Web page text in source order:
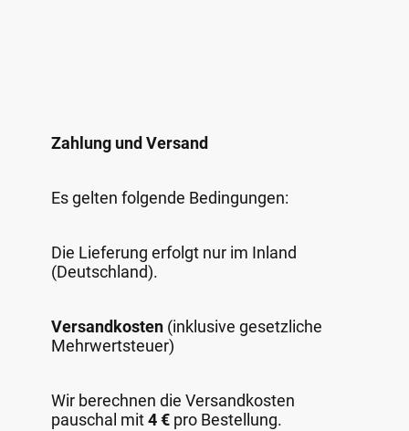
Zahlung und Versand
Es gelten folgende Bedingungen:
Die Lieferung erfolgt nur im Inland
(Deutschland).
Versandkosten (inklusive gesetzliche
Mehrwertsteuer)
Wir berechnen die Versandkosten
pauschal mit4 € pro Bestellung.